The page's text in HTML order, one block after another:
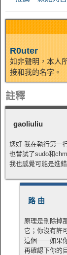
R0uter
如非聲明，本人
接和我的名字。
註釋
gaoliuliu
您好 我在執行第一
也嘗試了sudo和
我也感覺可能是進
路 由
原理是刪除掉
它；你沒有許
這個——如果你
再確認下你的